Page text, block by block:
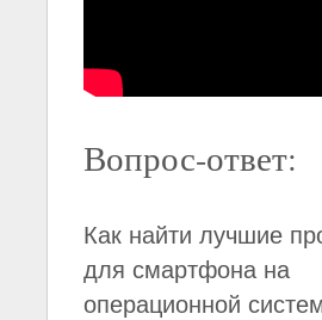
Вопрос-ответ:
Как найти лучшие
для смартфона на
операционной